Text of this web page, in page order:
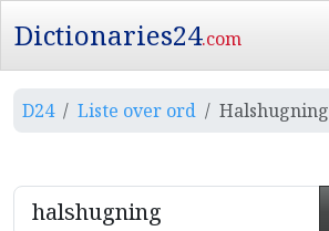
Dictionaries24.com
D24 Liste over ord Halshugning